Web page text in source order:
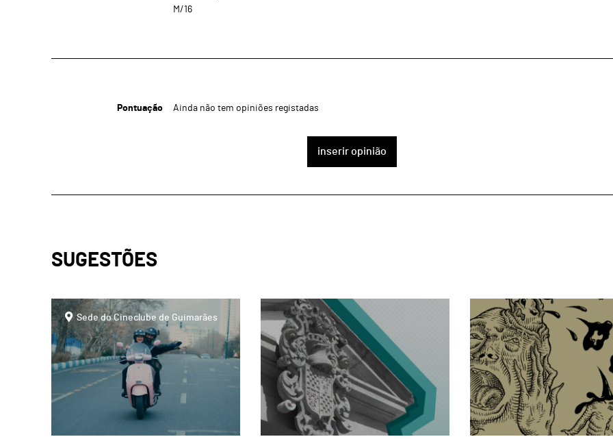
M/16
Pontuação Ainda não tem opiniões registadas
inserir opinião
SUGESTÕES
pageSede do Cineclube de Guimarães page page